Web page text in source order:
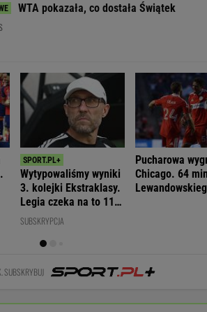
WTA pokazała, co dostała Świątek
Wytypowaliśmy wyniki
3. kolejki Ekstraklasy.
Legia czeka na to 11
lat
SUBSKRYPCJA
Pucharowa
Chicago. 64
SUBSKRYBUJ